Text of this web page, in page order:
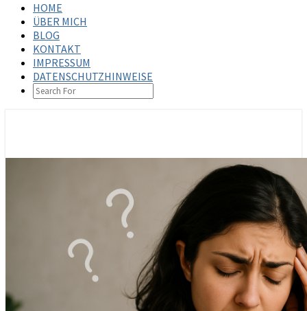
HOME
ÜBER MICH
BLOG
KONTAKT
IMPRESSUM
DATENSCHUTZHINWEISE
SEARCH
ICON